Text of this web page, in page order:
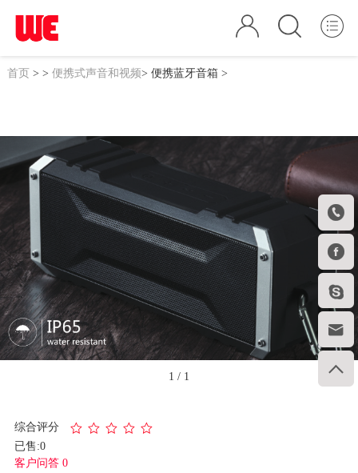





首页> > 便携式声音和视频> 便携蓝牙音箱>
1 / 1
综合评分
已售:0
客户问答 0